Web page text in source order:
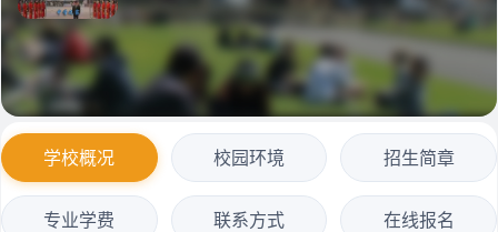
学校概况 校园环境 招生简章
专业学费 联系方式 在线报名